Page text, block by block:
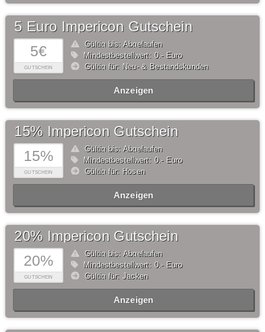
5€
GUTSCHEIN
5 Euro Impericon Gutschein
Gültig bis: Abgelaufen
Mindestbestellwert: 0,- Euro
Gültig für: Neu- & Bestandskunden
Anzeigen
15%
GUTSCHEIN
15% Impericon Gutschein
Gültig bis: Abgelaufen
Mindestbestellwert: 0,- Euro
Gültig für: Hosen
Anzeigen
20%
GUTSCHEIN
20% Impericon Gutschein
Gültig bis: Abgelaufen
Mindestbestellwert: 0,- Euro
Gültig für: Jacken
Anzeigen